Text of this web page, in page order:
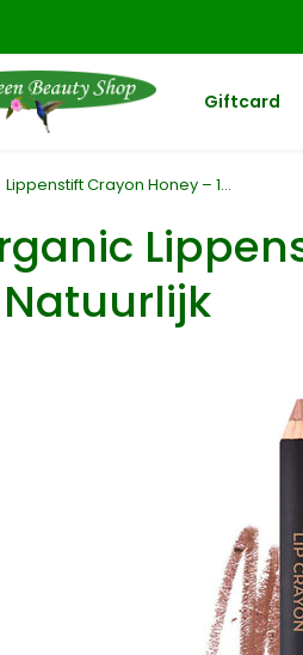
Giftcard
Lippenstift Crayon Honey – 1...
Natuurlijk